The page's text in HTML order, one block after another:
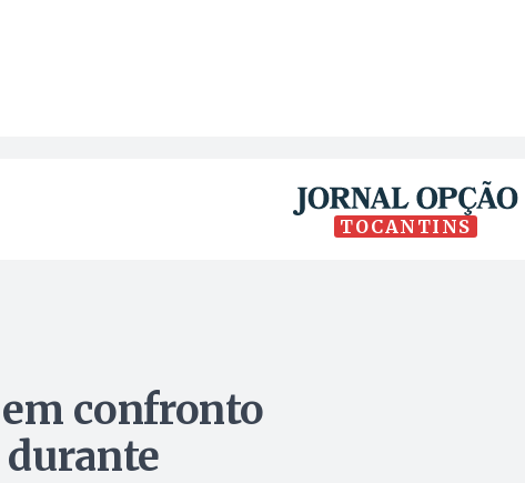
TOCANTINS
confronto
durante